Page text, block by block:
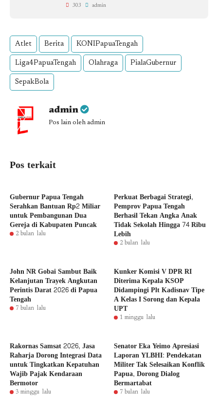
303 admin
Atlet Berita KONIPapuaTengah
Liga4PapuaTengah Olahraga PialaGubernur
SepakBola
admin
Pos lain oleh admin
Pos terkait
Gubernur Papua Tengah
Serahkan Bantuan Rp2 Miliar
untuk Pembangunan Dua
Gereja di Kabupaten Puncak
2 bulan lalu
Perkuat Berbagai Strategi,
Pemprov Papua Tengah
Berhasil Tekan Angka Anak
Tidak Sekolah Hingga 74 Ribu
Lebih
2 bulan lalu
John NR Gobai Sambut Baik
Kelanjutan Trayek Angkutan
Perintis Darat 2026 di Papua
Tengah
7 bulan lalu
Kunker Komisi V DPR RI
Diterima Kepala KSOP
Didampingi Plt Kadisnav Tipe
A Kelas I Sorong dan Kepala
UPT
1 minggu lalu
Rakornas Samsat 2026, Jasa
Raharja Dorong Integrasi Data
untuk Tingkatkan Kepatuhan
Wajib Pajak Kendaraan
Bermotor
3 minggu lalu
Senator Eka Yeimo Apresiasi
Laporan YLBHI: Pendekatan
Militer Tak Selesaikan Konflik
Papua, Dorong Dialog
Bermartabat
7 bulan lalu